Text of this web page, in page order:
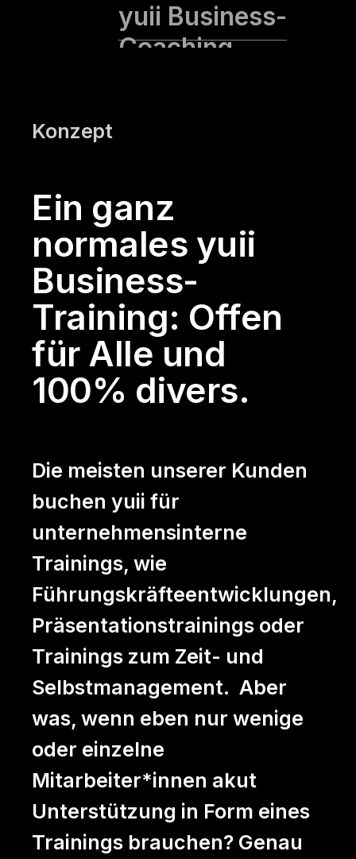
yuii Business-
Coaching
Ausbildung
Über uns
Das yuii Prinzip
Unsere Kunden
Unser Team
yuii Blog
DE EN
Konzept
Ein ganz
normales yuii
Business-
Training: Offen
für Alle und
100% divers.
Die meisten unserer Kunden
buchen yuii für
unternehmensinterne
Trainings, wie
Führungskräfteentwicklungen,
Präsentationstrainings oder
Trainings zum Zeit- und
Selbstmanagement. Aber
was, wenn eben nur wenige
oder einzelne
Mitarbeiter*innen akut
Unterstützung in Form eines
Trainings brauchen? Genau